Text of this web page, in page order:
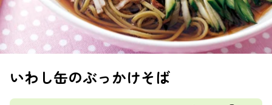
いわし缶のぶっかけそば